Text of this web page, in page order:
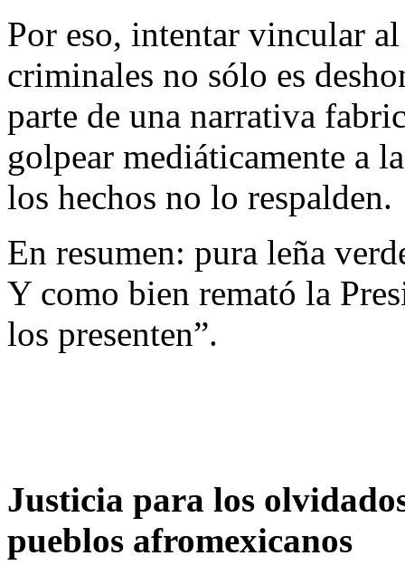
Por eso, intentar vincular
criminales no sólo es
parte de una narrativa
golpear mediáticamente a
los hechos no lo respalden.
En resumen: pura leña
Y como bien remató la
los presenten”.
Justicia para los
pueblos afromexicanos